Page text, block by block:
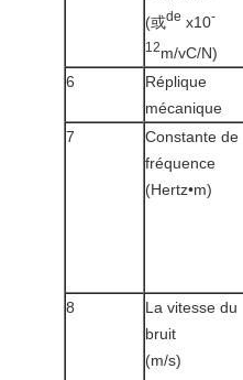
(或de x10-
12m/vC/N)
6
Réplique
mécanique
7
Constante de
fréquence
(Hertz•m)
8
La vitesse du
bruit
(m/s)